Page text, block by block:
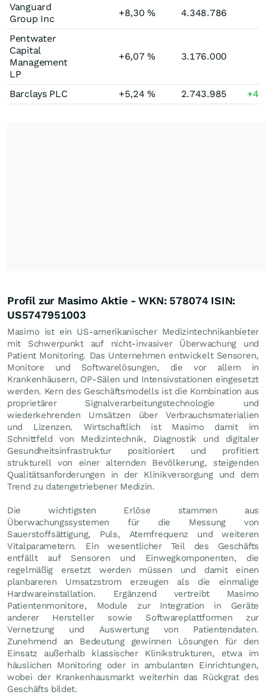
Vanguard
Group Inc
+8,30% 4.348.786
Pentwater
Capital
Management
LP
+6,07% 3.176.000
Barclays PLC +5,24% 2.743.985
Profil zur Masimo Aktie - WKN: 578074 ISIN:
US5747951003
Masimo ist ein US-amerikanischer Medizintechnikanbieter
mit Schwerpunkt auf nicht-invasiver Überwachung und
Patient Monitoring. Das Unternehmen entwickelt Sensoren,
Monitore und Softwarelösungen, die vor allem in
Krankenhäusern, OP-Sälen und Intensivstationen eingesetzt
werden. Kern des Geschäftsmodells ist die Kombination aus
proprietärer Signalverarbeitungstechnologie und
wiederkehrenden Umsätzen über Verbrauchsmaterialien
und Lizenzen. Wirtschaftlich ist Masimo damit im
Schnittfeld von Medizintechnik, Diagnostik und digitaler
Gesundheitsinfrastruktur positioniert und profitiert
strukturell von einer alternden Bevölkerung, steigenden
Qualitätsanforderungen in der Klinikversorgung und dem
Trend zu datengetriebener Medizin.
Die wichtigsten Erlöse stammen aus
Überwachungssystemen für die Messung von
Sauerstoffsättigung, Puls, Atemfrequenz und weiteren
Vitalparametern. Ein wesentlicher Teil des Geschäfts
entfällt auf Sensoren und Einwegkomponenten, die
regelmäßig ersetzt werden müssen und damit einen
planbareren Umsatzstrom erzeugen als die einmalige
Hardwareinstallation. Ergänzend vertreibt Masimo
Patientenmonitore, Module zur Integration in Geräte
anderer Hersteller sowie Softwareplattformen zur
Vernetzung und Auswertung von Patientendaten.
Zunehmend an Bedeutung gewinnen Lösungen für den
Einsatz außerhalb klassischer Klinikstrukturen, etwa im
häuslichen Monitoring oder in ambulanten Einrichtungen,
wobei der Krankenhausmarkt weiterhin das Rückgrat des
Geschäfts bildet.